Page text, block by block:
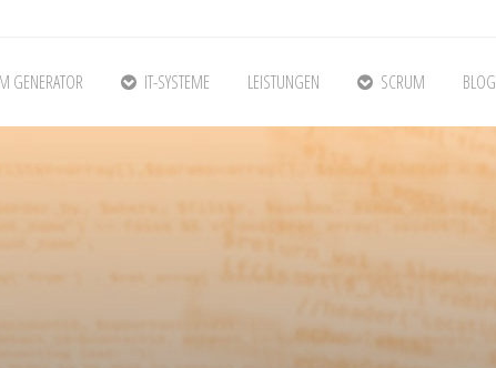
GENERATOR IT-SYSTEME LEISTUNGEN SCRUM BLOG